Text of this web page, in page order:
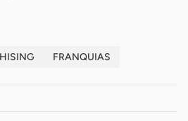
FRANQUIAS